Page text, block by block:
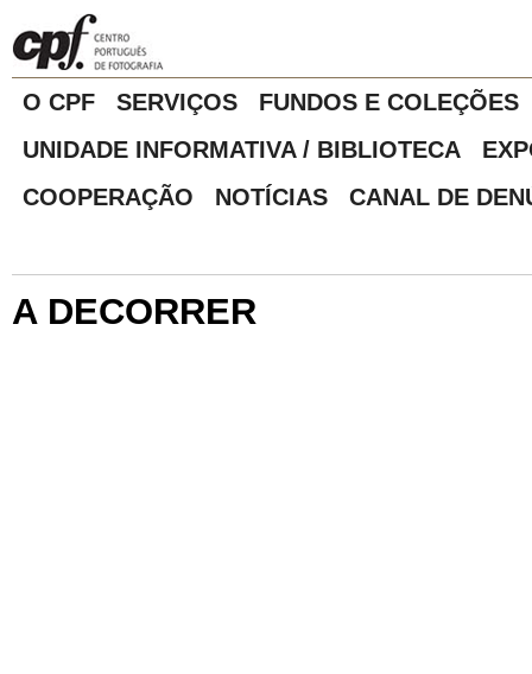
O CPF SERVIÇOS
FUNDOS E COLEÇÕES
UNIDADE INFORMATIVA / BIBLIOTECA
COOPERAÇÃO
NOTÍCIAS CANAL DE
A DECORRER